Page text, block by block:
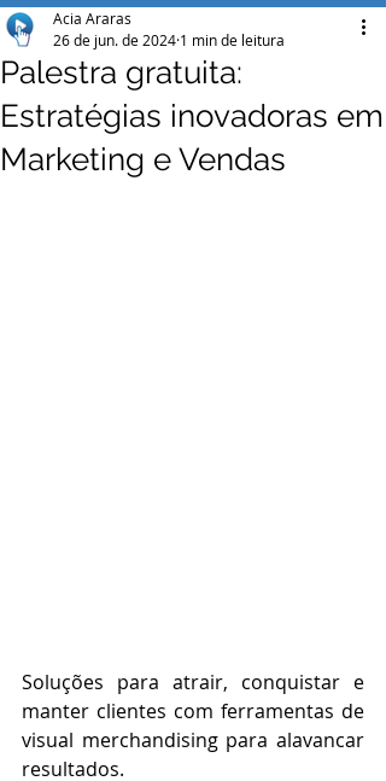
Palestra gratuita:
Estratégias inovadoras em
Marketing e Vendas
Acia Araras
26 de jun. de 2024 1 min de leitura
Soluções para atrair, conquistar e
manter clientes com ferramentas de
visual merchandising para alavancar
resultados.